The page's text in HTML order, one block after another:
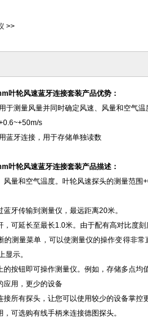
>>
叶轮风速蓝牙连接套装产品优势：
于测量风量并同时确定风速、风量和空气温
s
蓝牙连接，用于存储单独读数
叶轮风速蓝牙连接套装产品描述：
风量和空气温度。叶轮风速探头的测量范围
蓝牙传输到测量仪，最远距离20米。
，可延长至最长1.0米。由于配有高对比度
的测量菜单，可以使测量仪的操作变得非
显示。
的按钮即可操作测量仪。例如，存储多点
应用，更少的设备
接所有探头，让您可以使用较少的设备掌
可选购有线手柄来连接德图探头。